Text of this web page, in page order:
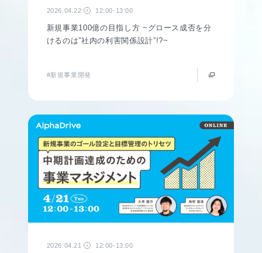
2026.04.22 水 12:00-13:00
新規事業100億の目指し方 ~グロース成否を分
けるのは”社内の利害関係設計”!?~
#新規事業開発
2026.04.21 火 12:00-13:00